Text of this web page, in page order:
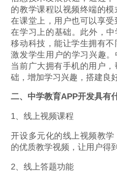
的教学课程以视频终端的
在课堂上，用户也可以享
在学习上的基础。此外，
移动科技，能让学生拥有
激发学生用户的学习兴趣
当前广大拥有手机的用户
础，增加学习兴趣，搭建良
二、中学教育APP开发具有
1、线上视频课程
开设多元化的线上视频教
的优质教学视频，让用户得
2、线上答题功能